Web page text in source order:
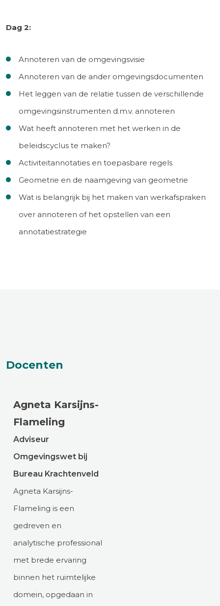
Dag 2:
Annoteren van de omgevingsvisie
Annoteren van de ander omgevingsdocumenten
Het leggen van de relatie tussen de verschillende
omgevingsinstrumenten d.m.v. annoteren
Wat heeft annoteren met het werken in de
beleidscyclus te maken?
Activiteitannotaties en toepasbare regels
Geometrie en de naamgeving van geometrie
Wat is belangrijk bij het maken van werkafspraken
over annoteren of het opstellen van een
annotatiestrategie
Docenten
Agneta Karsijns-
Flameling
Adviseur
Omgevingswet bij
Bureau Krachtenveld
Agneta Karsijns-
Flameling is een
gedreven en
analytische professional
met brede ervaring
binnen het ruimtelijke
domein, opgedaan in